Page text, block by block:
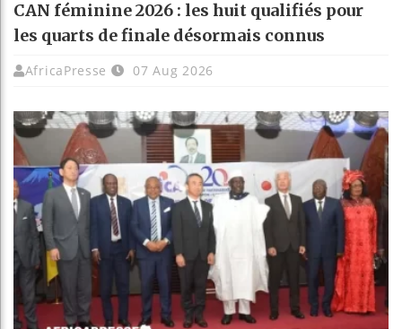
CAN féminine 2026 : les huit qualifiés pour
les quarts de finale désormais connus
AfricaPresse 07 Aug 2026